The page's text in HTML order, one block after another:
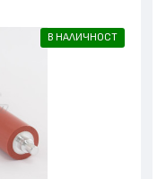
В НАЛИЧНОСТ